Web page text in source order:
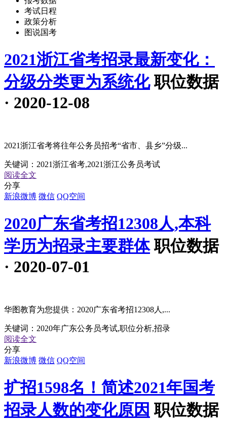
考试日程
政策分析
图说国考
2021浙江省考招录最新变化：
分级分类更为系统化 职位数据
· 2020-12-08
2021浙江省考将往年公务员招考“省市、县乡”分级...
关键词： 2021浙江省考,2021浙江公务员考试
阅读全文
分享
新浪微博 微信 QQ空间
2020广东省考招12308人,本科
学历为招录主要群体 职位数据
· 2020-07-01
华图教育为您提供：2020广东省考招12308人,...
关键词： 2020年广东公务员考试,职位分析,招录
阅读全文
分享
新浪微博 微信 QQ空间
扩招1598名！简述2021年国考
招录人数的变化原因 职位数据